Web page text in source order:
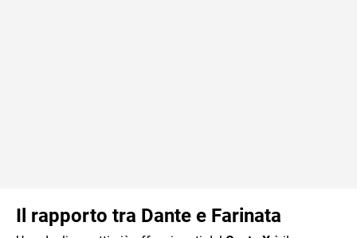
Il rapporto tra Dante e Farinata